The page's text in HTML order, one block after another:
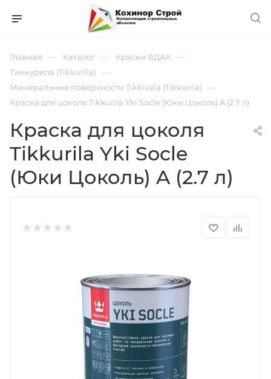
Главная — Каталог — Краски ВДАК —
Тиккурила (Tikkurila) —
Минеральные поверхности Tikkivala (Tikkurila) —
Краска для цоколя Tikkurila Yki Socle (Юки Цоколь) A (2.7 л)
Краска для цоколя
Tikkurila Yki Socle
(Юки Цоколь) A (2.7 л)